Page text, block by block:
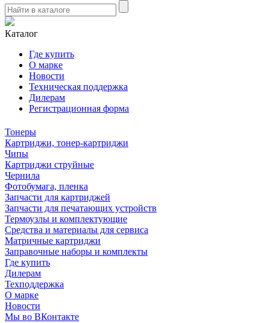
Каталог
Где купить
О марке
Новости
Техническая поддержка
Дилерам
Регистрационная форма
Тонеры
Картриджи, тонер-картриджи
Чипы
Картриджи струйные
Чернила
Фотобумага, пленка
Запчасти для картриджей
Запчасти для печатающих устройств
Термоузлы и комплектующие
Средства и материалы для сервиса
Матричные картриджи
Заправочные наборы и комплекты
Где купить
Дилерам
Техподдержка
О марке
Новости
Мы во ВКонтакте